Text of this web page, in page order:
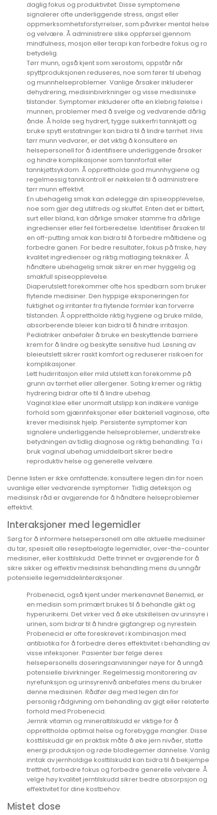
daglig fokus og produktivitet. Disse symptomene
signalerer ofte underliggende stress, angst eller
oppmerksomhetsforstyrrelser, som påvirker mental helse
og velvære. Å administrere slike oppførsel gjennom
mindfulness, mosjon eller terapi kan forbedre fokus og ro
betydelig.
Tørr munn, også kjent som xerostomi, oppstår når
spyttproduksjonen reduseres, noe som fører til ubehag
og munnhelseproblemer. Vanlige årsaker inkluderer
dehydrering, medisinbivirkninger og visse medisinske
tilstander. Symptomer inkluderer ofte en klebrig følelse i
munnen, problemer med å svelge og vedvarende dårlig
ånde. Å holde seg hydrert, tygge sukkerfri tannkjøtt og
bruke spytt erstatninger kan bidra til å lindre tørrhet. Hvis
tørr munn vedvarer, er det viktig å konsultere en
helsepersonell for å identifisere underliggende årsaker
og hindre komplikasjoner som tannforfall eller
tannkjøttsykdom. Å opprettholde god munnhygiene og
regelmessig tannkontroll er nøkkelen til å administrere
tørr munn effektivt.
En ubehagelig smak kan ødelegge din spiseopplevelse,
noe som gjør deg utilfreds og skuffet. Enten det er bittert,
surt eller bland, kan dårlige smaker stamme fra dårlige
ingredienser eller feil forberedelse. Identifiser årsaken til
en off-putting smak kan bidra til å forbedre måltidene og
forbedre ganen. For bedre resultater, fokus på friske, høy
kvalitet ingredienser og riktig matlaging teknikker. Å
håndtere ubehagelig smak sikrer en mer hyggelig og
smakfull spiseopplevelse.
Diaperutslett forekommer ofte hos spedbarn som bruker
flytende medisiner. Den hyppige eksponeringen for
fuktighet og irritanter fra flytende formler kan forverre
tilstanden. Å opprettholde riktig hygiene og bruke milde,
absorberende bleier kan bidra til å hindre irritasjon.
Pediatriker anbefaler å bruke en beskyttende barriere
krem for å lindre og beskytte sensitive hud. Løsning av
bleieutslett sikrer raskt komfort og reduserer risikoen for
komplikasjoner.
Lett hudirritasjon eller mild utslett kan forekomme på
grunn av tørrhet eller allergener. Soting kremer og riktig
hydrering bidrar ofte til å lindre ubehag.
Vaginal kløe eller unormalt utslipp kan indikere vanlige
forhold som gjærinfeksjoner eller bakteriell vaginose, ofte
krever medisinsk hjelp. Persistente symptomer kan
signalere underliggende helseproblemer, understreke
betydningen av tidlig diagnose og riktig behandling. Ta i
bruk vaginal ubehag umiddelbart sikrer bedre
reproduktiv helse og generelle velvære.
Denne listen er ikke omfattende; konsultere legen din for noen
uvanlige eller vedvarende symptomer. Tidlig deteksjon og
medisinsk råd er avgjørende for å håndtere helseproblemer
effektivt.
Interaksjoner med legemidler
Sørg for å informere helsepersonell om alle aktuelle medisiner
du tar, spesielt alle reseptbelagte legemidler, over-the-counter
medisiner, eller kosttilskudd. Dette trinnet er avgjørende for å
sikre sikker og effektiv medisinsk behandling mens du unngår
potensielle legemiddelinteraksjoner.
Probenecid, også kjent under merkenavnet Benemid, er
en medisin som primært brukes til å behandle gikt og
hyperurikemi. Det virker ved å øke utskillelsen av urinsyre i
urinen, som bidrar til å hindre gigtangrep og nyrestein.
Probenecid er ofte foreskrevet i kombinasjon med
antibiotika for å forbedre deres effektivitet i behandling av
visse infeksjoner. Pasienter bør følge deres
helsepersonells doseringsanvisninger nøye for å unngå
potensielle bivirkninger. Regelmessig monitorering av
nyrefunksjon og urinsyrenivå anbefales mens du bruker
denne medisinen. Rådfør deg med legen din for
personlig rådgivning om behandling av gigt eller relaterte
forhold med Probenecid.
Jernrik vitamin og mineraltilskudd er viktige for å
opprettholde optimal helse og forebygge mangler. Disse
kosttilskudd gir en praktisk måte å øke jern nivåer, støtte
energi produksjon og røde blodlegemer dannelse. Vanlig
inntak av jernholdige kosttilskudd kan bidra til å bekjempe
tretthet, forbedre fokus og forbedre generelle velvære. Å
velge høy kvalitet jerntilskudd sikrer bedre absorpsjon og
effektivitet for dine kostbehov.
Mistet dose